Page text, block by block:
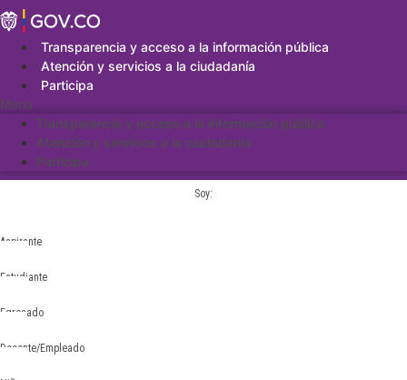
Saltar
al
contenidoTransparencia y acceso a la información pública
Atención y servicios a la ciudadanía
Participa
Menu
Transparencia y acceso a la información pública
Atención y servicios a la ciudadanía
Participa
Soy:
Aspirante
Estudiante
Egresado
Docente/Empleado